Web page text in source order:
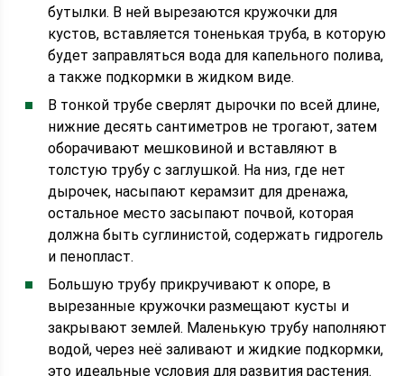
бутылки. В ней вырезаются кружочки для
кустов, вставляется тоненькая труба, в которую
будет заправляться вода для капельного полива,
а также подкормки в жидком виде.
В тонкой трубе сверлят дырочки по всей длине,
нижние десять сантиметров не трогают, затем
оборачивают мешковиной и вставляют в
толстую трубу с заглушкой. На низ, где нет
дырочек, насыпают керамзит для дренажа,
остальное место засыпают почвой, которая
должна быть суглинистой, содержать гидрогель
и пенопласт.
Большую трубу прикручивают к опоре, в
вырезанные кружочки размещают кусты и
закрывают землей. Маленькую трубу наполняют
водой, через неё заливают и жидкие подкормки,
это идеальные условия для развития растения.